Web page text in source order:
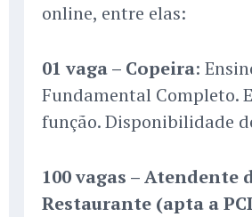
online, entre elas:
01 vaga – Copeira:
Fundamental Completo.
função. Disponibilidade
100 vagas – Atendente
Restaurante (apta a